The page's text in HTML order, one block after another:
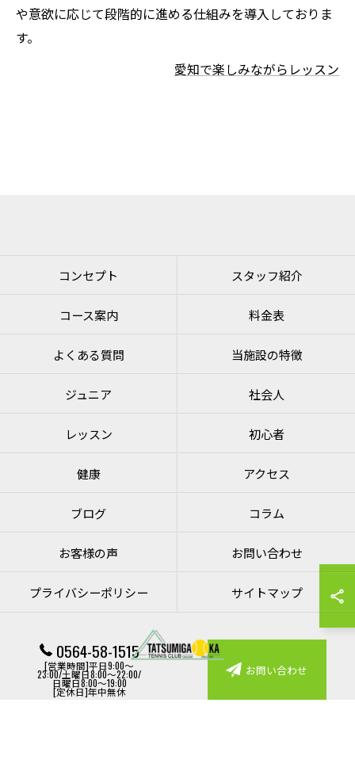
や意欲に応じて段階的に進める仕組みを導入しておりま
す。
愛知で楽しみながらレッスン
0564-58-1515
[営業時間]平日9:00～
23:00/土曜日8:00～22:00/
日曜日8:00～19:00
[定休日]年中無休
お問い合わせ
コンセプト スタッフ紹介
コース案内 料金表
よくある質問 当施設の特徴
ジュニア 社会人
レッスン 初心者
健康 アクセス
ブログ コラム
お客様の声 お問い合わせ
プライバシーポリシー サイトマップ
© 2026 愛知のテニスなら竜美丘テニスクラブ ALL RIGHTS RESERVED.